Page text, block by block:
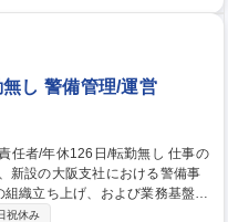
し 警備管理/運営
新設の大阪支社における警備事
書類の作成・提出、コンプライ
祝休み